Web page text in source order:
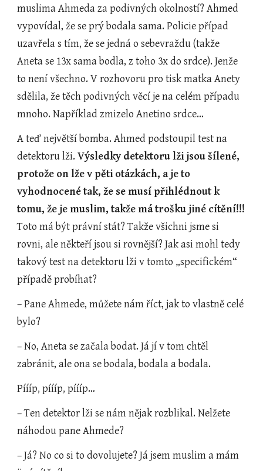
muslima Ahmeda za podivných okolností? Ahmed
vypovídal, že se prý bodala sama. Policie případ
uzavřela s tím, že se jedná o sebevraždu (takže
Aneta se 13x sama bodla, z toho 3x do srdce). Jenže
to není všechno. V rozhovoru pro tisk matka Anety
sdělila, že těch podivných věcí je na celém případu
mnoho. Například zmizelo Anetino srdce…
A teď největší bomba. Ahmed podstoupil test na
detektoru lži. Výsledky detektoru lži jsou šílené,
protože on lže v pěti otázkách, a je to
vyhodnocené tak, že se musí přihlédnout k
tomu, že je muslim, takže má trošku jiné cítění!!!
Toto má být právní stát? Takže všichni jsme si
rovni, ale někteří jsou si rovnější? Jak asi mohl tedy
takový test na detektoru lži v tomto „specifickém“
případě probíhat?
– Pane Ahmede, můžete nám říct, jak to vlastně celé
bylo?
– No, Aneta se začala bodat. Já jí v tom chtěl
zabránit, ale ona se bodala, bodala a bodala.
Píííp, píííp, píííp…
– Ten detektor lži se nám nějak rozblikal. Nelžete
náhodou pane Ahmede?
– Já? No co si to dovolujete? Já jsem muslim a mám